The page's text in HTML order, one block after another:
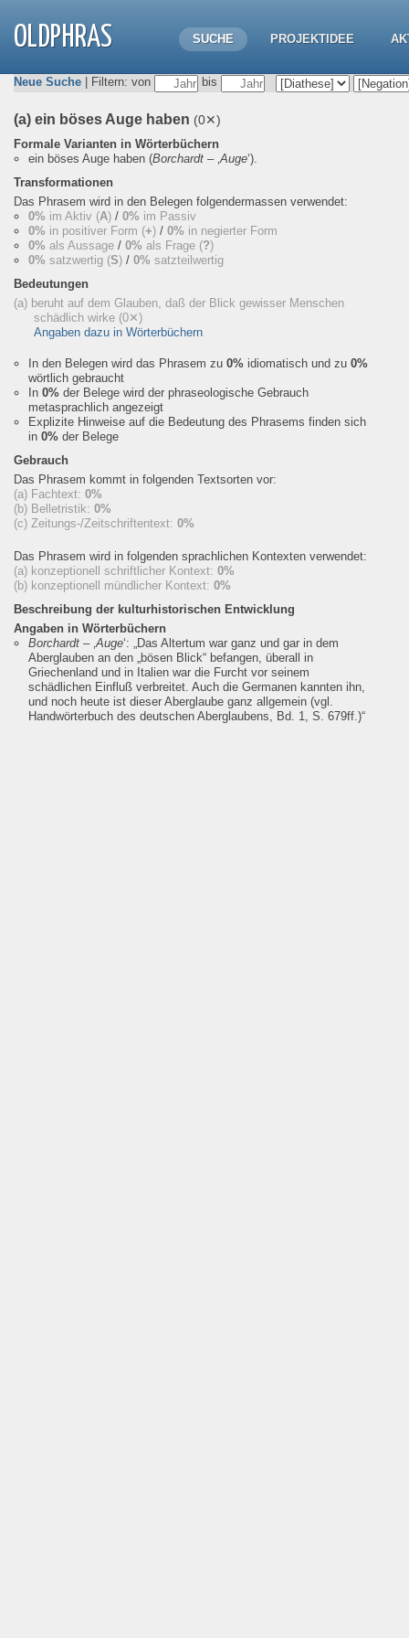
OLDPHRAS SUCHE PROJEKTIDEE
Neue Suche | Filtern: von bis
(a) ein böses Auge haben (0✕)
Formale Varianten in Wörterbüchern
ein böses Auge haben (Borchardt – ‚Auge‘).
Transformationen
Das Phrasem wird in den Belegen folgendermassen verwendet:
0% im Aktiv (A) / 0% im Passiv
0% in positiver Form (+) / 0% in negierter Form
0% als Aussage / 0% als Frage (?)
0% satzwertig (S) / 0% satzteilwertig
Bedeutungen
(a) beruht auf dem Glauben, daß der Blick gewisser Menschen
schädlich wirke (0✕)
Angaben dazu in Wörterbüchern
In den Belegen wird das Phrasem zu 0% idiomatisch und zu 0%
wörtlich gebraucht
In 0% der Belege wird der phraseologische Gebrauch
metasprachlich angezeigt
Explizite Hinweise auf die Bedeutung des Phrasems finden sich
in 0% der Belege
Gebrauch
Das Phrasem kommt in folgenden Textsorten vor:
(a) Fachtext: 0%
(b) Belletristik: 0%
(c) Zeitungs-/Zeitschriftentext: 0%
Das Phrasem wird in folgenden sprachlichen Kontexten verwendet:
(a) konzeptionell schriftlicher Kontext: 0%
(b) konzeptionell mündlicher Kontext: 0%
Beschreibung der kulturhistorischen Entwicklung
Angaben in Wörterbüchern
Borchardt – ‚Auge‘: „Das Altertum war ganz und gar in dem
Aberglauben an den „bösen Blick“ befangen, überall in
Griechenland und in Italien war die Furcht vor seinem
schädlichen Einfluß verbreitet. Auch die Germanen kannten ihn,
und noch heute ist dieser Aberglaube ganz allgemein (vgl.
Handwörterbuch des deutschen Aberglaubens, Bd. 1, S. 679ff.)“